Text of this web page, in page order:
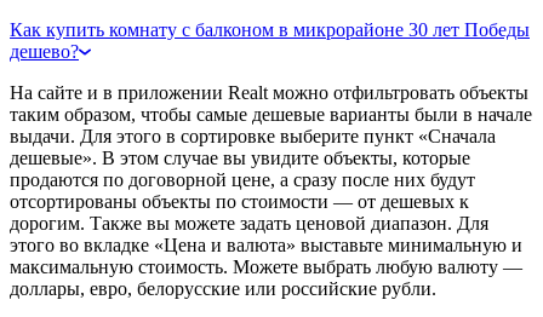
Как купить комнату с балконом в микрорайоне 30 лет Победы
дешево?
На сайте и в приложении Realt можно отфильтровать объекты
таким образом, чтобы самые дешевые варианты были в начале
выдачи. Для этого в сортировке выберите пункт «Сначала
дешевые». В этом случае вы увидите объекты, которые
продаются по договорной цене, а сразу после них будут
отсортированы объекты по стоимости — от дешевых к
дорогим. Также вы можете задать ценовой диапазон. Для
этого во вкладке «Цена и валюта» выставьте минимальную и
максимальную стоимость. Можете выбрать любую валюту —
доллары, евро, белорусские или российские рубли.